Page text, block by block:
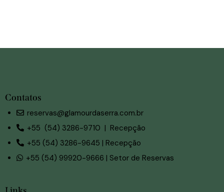
Contatos
reservas@glamourdaserra.com.br
+55 (54) 3286-9710 | Recepção
+55 (54) 3286-9645 | Recepção
+55 (54) 99920-9666 | Setor de Reservas